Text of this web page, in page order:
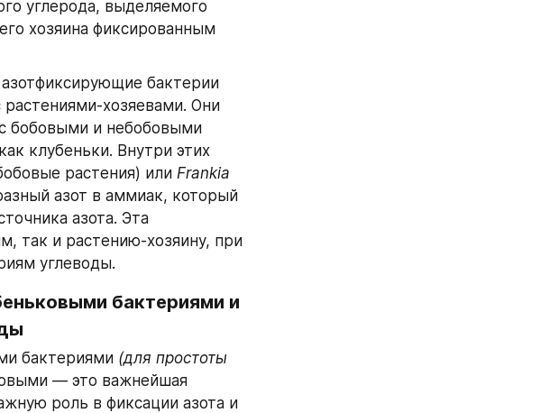
углерода, выделяемого
хозяина фиксированным
бактерии
хозяевами. Они
бобовыми и небобовыми
клубеньки. Внутри этих
растения) или Frankia
азот в аммиак, который
азота. Эта
так и растению-хозяину, при
углеводы.
бактериями и
бактериями (для простоты
— это важнейшая
роль в фиксации азота и